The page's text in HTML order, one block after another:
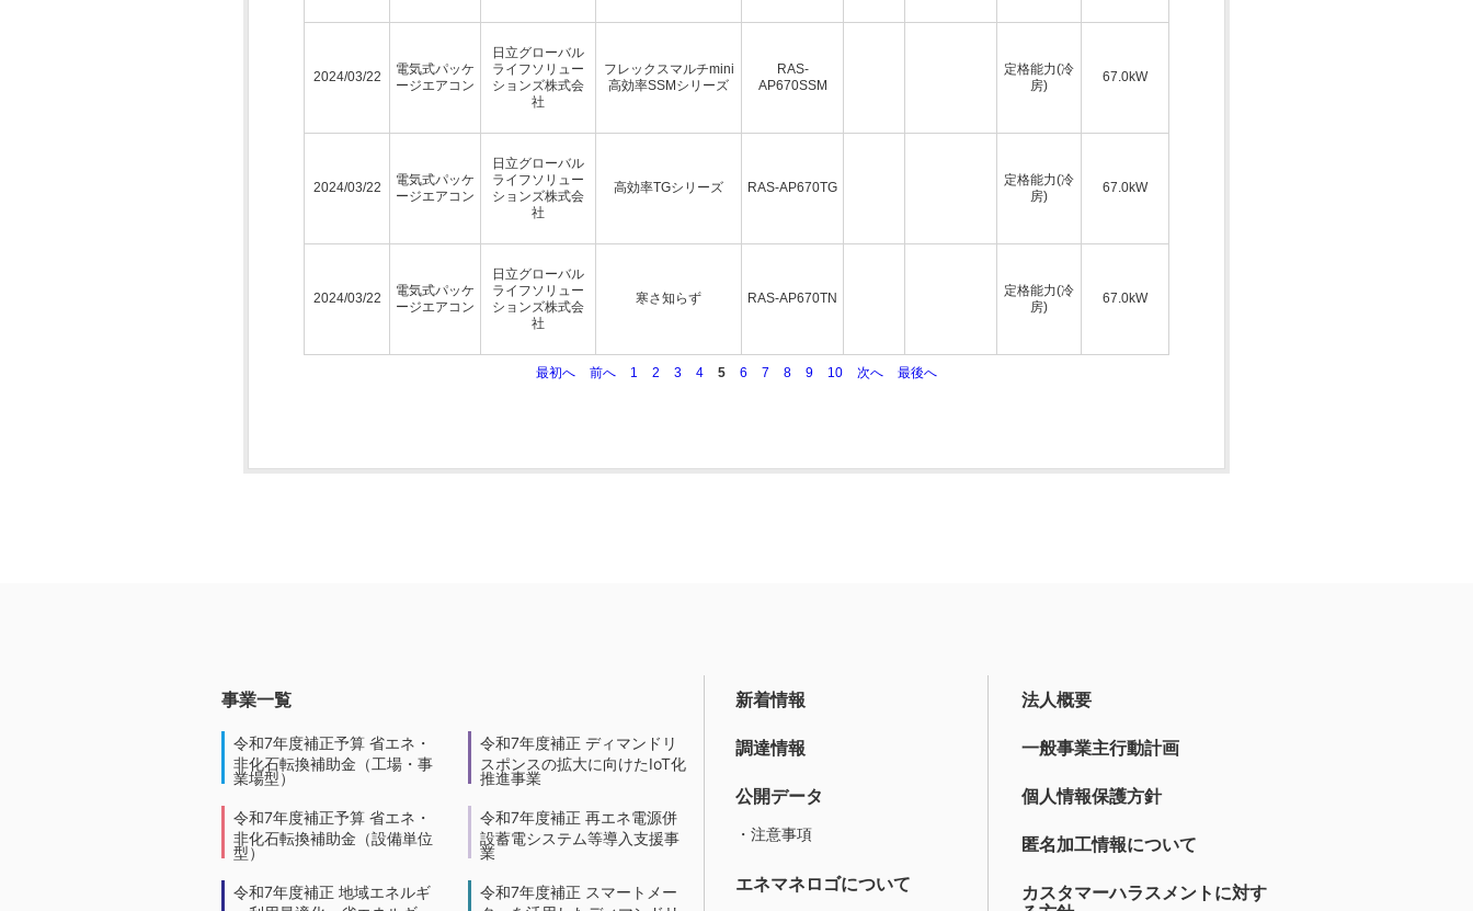
2024/03/22
電気式パッケ
ージエアコン
日立グローバル
ライフソリュー
ションズ株式会
社
フレックスマルチmini
高効率SSMシリーズ
RAS-
AP670SSM
定格能力(冷
房)
67.0kW
2024/03/22
電気式パッケ
ージエアコン
日立グローバル
ライフソリュー
ションズ株式会
社
高効率TGシリーズ RAS-AP670TG
定格能力(冷
房)
67.0kW
2024/03/22
電気式パッケ
ージエアコン
日立グローバル
ライフソリュー
ションズ株式会
社
寒さ知らず RAS-AP670TN
定格能力(冷
房)
67.0kW
最初へ 前へ 1 2 3 4 5 6 7 8 9 10 次へ 最後へ
事業一覧
令和7年度補正予算 省エネ・
非化石転換補助金（工場・事
業場型）
令和7年度補正予算 省エネ・
非化石転換補助金（設備単位
型）
令和7年度補正 地域エネルギ
令和7年度補正 ディマンドリ
スポンスの拡大に向けたIoT化
推進事業
令和7年度補正 再エネ電源併
設蓄電システム等導入支援事
業
令和7年度補正 スマートメー
新着情報
調達情報
公開データ
・注意事項
エネマネロゴについて
法人概要
一般事業主行動計画
個人情報保護方針
匿名加工情報について
カスタマーハラスメントに対す